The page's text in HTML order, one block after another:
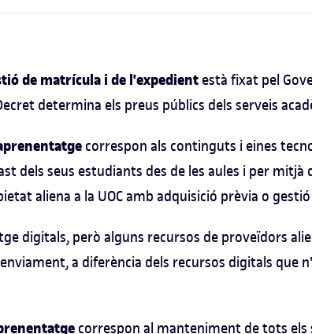
de matrícula i de l'expedient està fixat pel
determina els preus públics dels serveis
correspon als continguts i eines
dels seus estudiants des de les aules i per
aliena a la UOC amb adquisició prèvia o
digitals, però alguns recursos de proveïdors
a diferència dels recursos digitals que
correspon al manteniment de tots els